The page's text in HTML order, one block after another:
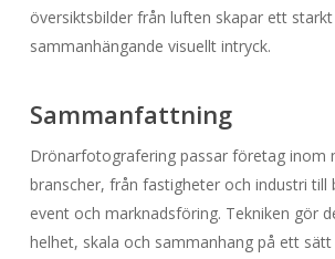
översiktsbilder från luften skapar ett
sammanhängande visuellt intryck.
Sammanfattning
Drönarfotografering passar företag inom
branscher, från fastigheter och industri till
event och marknadsföring. Tekniken gör
helhet, skala och sammanhang på ett